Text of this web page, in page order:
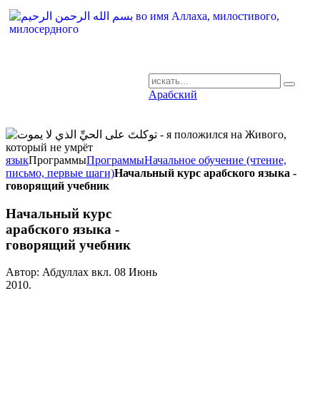
Арабский
языкПрограммыПрограммыНачальное обучение (чтение,
письмо, первые шаги)Начальный курс арабского языка -
говорящий учебник
Начальный курс
арабского языка -
говорящий учебник
Автор: Абдуллах вкл. 08 Июнь
2010.